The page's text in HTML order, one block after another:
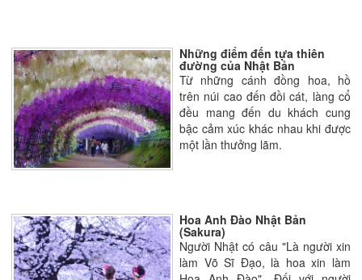
Những điểm đến tựa thiên
đường của Nhật Bản
Từ những cánh đồng hoa, hồ
trên núi cao đến đồi cát, làng cổ
đều mang đến du khách cung
bậc cảm xúc khác nhau khi được
một lần thưởng lãm.
Hoa Anh Đào Nhật Bản
(Sakura)
Người Nhật có câu "Là người xin
làm Võ Sĩ Đạo, là hoa xin làm